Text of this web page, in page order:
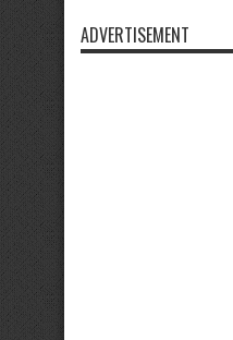
ADVERTISEMENT